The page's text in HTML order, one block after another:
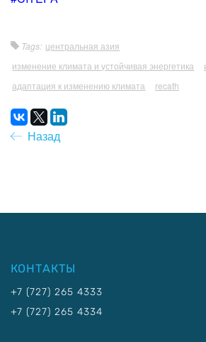
Tags: центральная азия
изменение климата и устойчивая энергетика
адаптация к изменению климата
recath
Назад
КОНТАКТЫ
+7 (727) 265 4333
+7 (727) 265 4334